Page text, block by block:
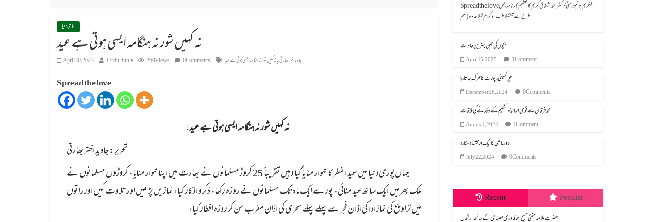
عالمی دنیا
نہ کہیں شور نہ ہنگامہ ایسی ہوتی ہے عید
April 30, 2023 UrduDunia 269 Views 0 Comments جاوید اختر بھارتی,نہ کہیں شور نہ ہنگامہ ایسی ہوتی ہے عید
Spread the love
نہ کہیں شور نہ ہنگامہ ایسی ہوتی ہے عید!
تحریر: جاوید اختر بھارتی
جہاں پوری دنیا میں عید الفطر کا تہوار منایا گیا وہیں تقریباًً 25 کروڑ مسلمانوں نے بھارت میں اپنا تہوار منایا، کروڑوں مسلمانوں نے
ملک بھر میں ایک ساتھ عید منائی، پورے ایک ماہ تک مسلمانوں نے روزہ رکھا، ذکر و اذکار کیا، نمازیں پڑھیں اور تلاوت کیں اور راتوں
میں تراویح کی نماز ادا کی اذان فجر سے پہلے پہلے سحری کی اذان مغرب سن کر روزہ افطار کیا،
Spread the loveالکریم یونیورسٹی ڈاکٹر احمد اشفاق کریم کا عظیم کارنامہ جس
طرح سے تکشیلا طب، وکرم شیلا جادو (علم
بچوں کی تین بہترین عادات
April 15, 2025 1 Comment
سچر کمیٹی رپورٹ کا محرک جاتا رہا
December 28, 2024 0 Comments
محمد فرقان سے قومی اساتذہ تنظیم کے وفد نے کی ملاقات
August 1, 2024 1 Comment
دور ماضی کا ایک درخشندہ ستارہ
July 22, 2024 0 Comments
Recent Popular